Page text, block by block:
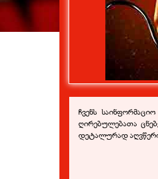
ჩვენს
ღირებულებათა
დეტალურად